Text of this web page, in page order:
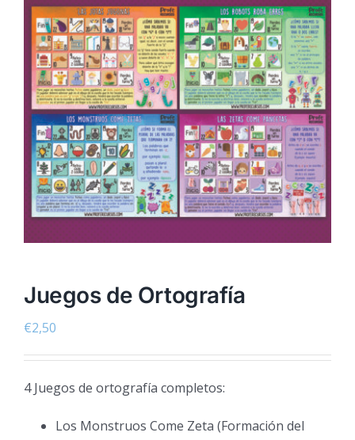
Juegos de Ortografía
€2,50
4 Juegos de ortografía completos:
Los Monstruos Come Zeta (Formación del